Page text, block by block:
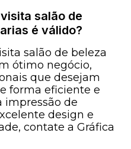
salão de
é válido?
salão de beleza
ótimo negócio,
que desejam
forma eficiente e
impressão de
design e
contate a Gráfica